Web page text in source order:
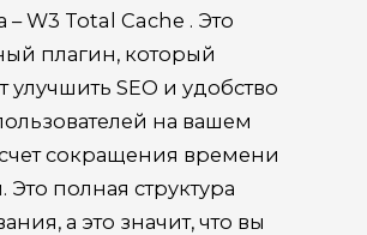
–W3 Total Cache . Это
плагин, который
улучшить SEO и удобство
на вашем
счет сокращения времени
Это полная структура
а это значит, что вы